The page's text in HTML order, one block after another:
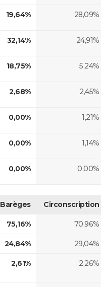
19,64% 28,09%
32,14% 24,91%
18,75% 5,24%
2,68% 2,45%
0,00% 1,21%
0,00% 1,14%
0,00% 0,00%
Barèges Circonscription
75,16% 70,96%
24,84% 29,04%
2,61% 2,26%